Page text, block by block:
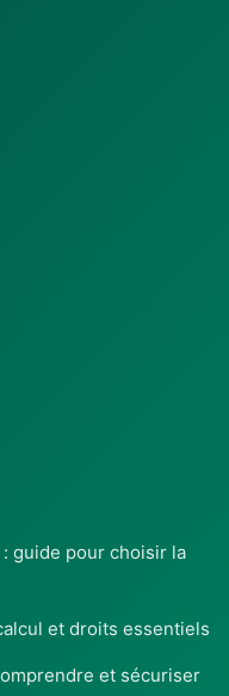
guide pour choisir la
et droits essentiels
et sécuriser